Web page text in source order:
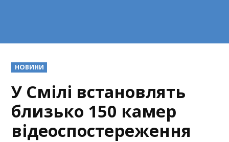
POSTED
IN
НОВИНИ
У Смілі встановлять
близько 150 камер
відеоспостереження